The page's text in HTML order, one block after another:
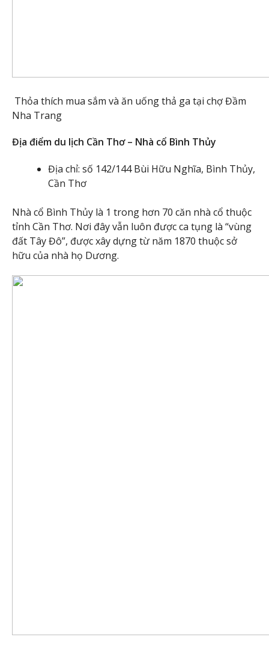
Thỏa thích mua sắm và ăn uống thả ga tại chợ Đầm
Nha Trang
Địa điểm du lịch Cần Thơ – Nhà cổ Bình Thủy
Địa chỉ: số 142/144 Bùi Hữu Nghĩa, Bình Thủy,
Cần Thơ
Nhà cổ Bình Thủy là 1 trong hơn 70 căn nhà cổ thuộc
tỉnh Cần Thơ. Nơi đây vẫn luôn được ca tụng là “vùng
đất Tây Đô”, được xây dựng từ năm 1870 thuộc sở
hữu của nhà họ Dương.